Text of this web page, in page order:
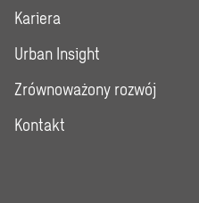
Kariera
Urban Insight
Zrównoważony rozwój
Kontakt